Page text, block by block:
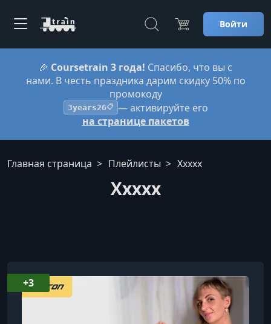
Войти
🎉 Coursetrain 3 года! Спасибо, что вы с
нами. В честь праздника дарим скидку 50% по
промокоду
3years26📋 — активируйте его
на странице пакетов
Главная страница Плейлисты Ххххх
Ххххх
Ххххх
+3